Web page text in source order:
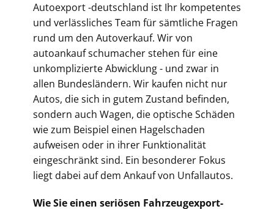
Autoexport -deutschland ist Ihr kompetentes
und verlässliches Team für sämtliche Fragen
rund um den Autoverkauf. Wir von
autoankauf schumacher stehen für eine
unkomplizierte Abwicklung - und zwar in
allen Bundesländern. Wir kaufen nicht nur
Autos, die sich in gutem Zustand befinden,
sondern auch Wagen, die optische Schäden
wie zum Beispiel einen Hagelschaden
aufweisen oder in ihrer Funktionalität
eingeschränkt sind. Ein besonderer Fokus
liegt dabei auf dem Ankauf von Unfallautos.
Wie Sie einen seriösen Fahrzeugexport-